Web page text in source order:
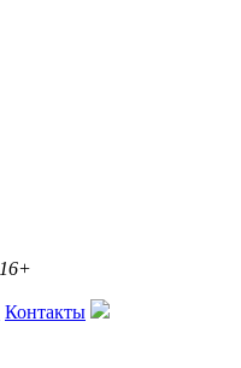
16+
Контакты